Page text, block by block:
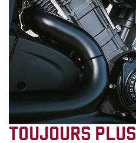
TOUJOURS PLUS